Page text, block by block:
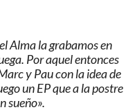
Alma la grabamos en
Por aquel entonces
y Pau con la idea de
un EP que a la postre
sueño».